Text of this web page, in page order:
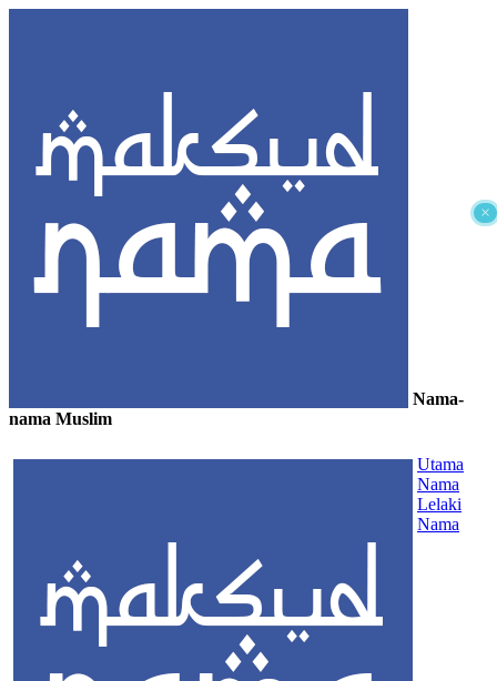
×
Nama-
nama Muslim
Utama
Nama
Lelaki
Nama